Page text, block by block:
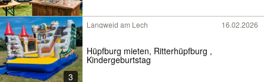
3
Langweid am Lech 16.02.2026
Hüpfburg mieten, Ritterhüpfburg ,
Kindergeburtstag